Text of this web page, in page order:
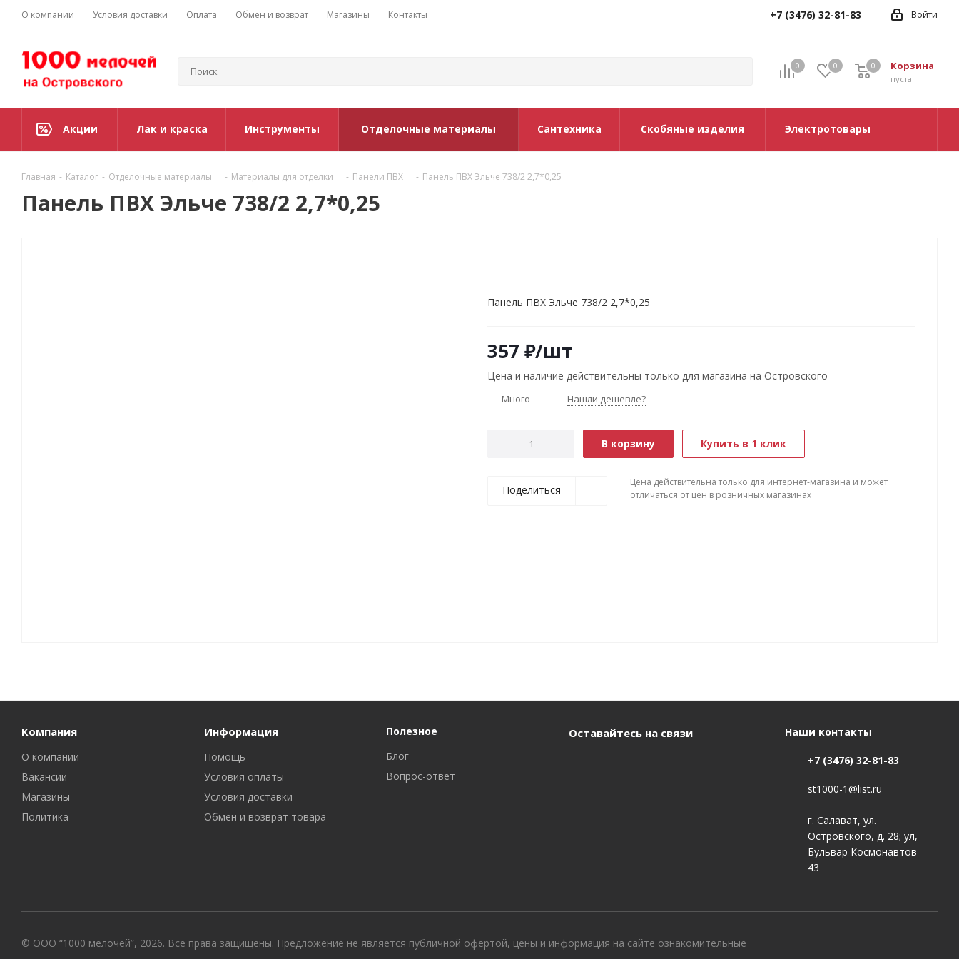
О компании Условия доставки Оплата Обмен и возврат Магазины Контакты Войти
+7 (3476) 32-81-83
0 0 Корзина
0
пуста
0
Акции Лак и краска Инструменты Отделочные материалы Сантехника Скобяные изделия Электротовары
Главная - Каталог - Отделочные материалы - Материалы для отделки - Панели ПВХ - Панель ПВХ Эльче 738/2 2,7*0,25
Панель ПВХ Эльче 738/2 2,7*0,25
Панель ПВХ Эльче 738/2 2,7*0,25
357 ₽/шт
Цена и наличие действительны только для магазина на Островского
Много Нашли дешевле?
В корзину Купить в 1 клик
Поделиться
Цена действительна только для интернет-магазина и может
отличаться от цен в розничных магазинах
Компания
О компании
Вакансии
Магазины
Политика
Информация
Помощь
Условия оплаты
Условия доставки
Обмен и возврат товара
Полезное
Блог
Вопрос-ответ
Оставайтесь на связи Наши контакты
+7 (3476) 32-81-83
st1000-1@list.ru
г. Салават, ул.
Островского, д. 28; ул,
Бульвар Космонавтов
43
© ООО “1000 мелочей”, 2026. Все права защищены. Предложение не является публичной офертой, цены и информация на сайте ознакомительные